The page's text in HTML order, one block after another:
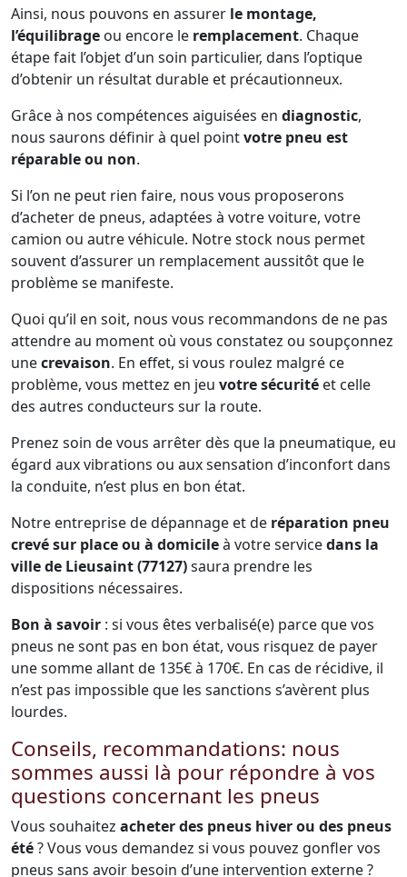
Ainsi, nous pouvons en assurer le montage,
l’équilibrage ou encore le remplacement. Chaque
étape fait l’objet d’un soin particulier, dans l’optique
d’obtenir un résultat durable et précautionneux.
Grâce à nos compétences aiguisées en diagnostic,
nous saurons définir à quel pointvotre pneu est
réparable ou non.
Si l’on ne peut rien faire, nous vous proposerons
d’acheter de pneus, adaptées à votre voiture, votre
camion ou autre véhicule. Notre stock nous permet
souvent d’assurer un remplacement aussitôt que le
problème se manifeste.
Quoi qu’il en soit, nous vous recommandons de ne pas
attendre au moment où vous constatez ou soupçonnez
unecrevaison. En effet, si vous roulez malgré ce
problème, vous mettez en jeu votre sécurité et celle
des autres conducteurs sur la route.
Prenez soin de vous arrêter dès que la pneumatique, eu
égard aux vibrations ou aux sensation d’inconfort dans
la conduite, n’est plus en bon état.
Notre entreprise de dépannage et de réparation pneu
crevé sur place ou à domicileà votre servicedans la
ville de Lieusaint (77127)saura prendre les
dispositions nécessaires.
Bon à savoir : si vous êtes verbalisé(e) parce que vos
pneus ne sont pas en bon état, vous risquez de payer
une somme allant de 135€ à 170€. En cas de récidive, il
n’est pas impossible que les sanctions s’avèrent plus
lourdes.
Conseils, recommandations: nous
sommes aussi là pour répondre à vos
questions concernant les pneus
Vous souhaitez acheter des pneus hiver ou des pneus
été? Vous vous demandez si vous pouvez gonfler vos
pneus sans avoir besoin d’une intervention externe ?